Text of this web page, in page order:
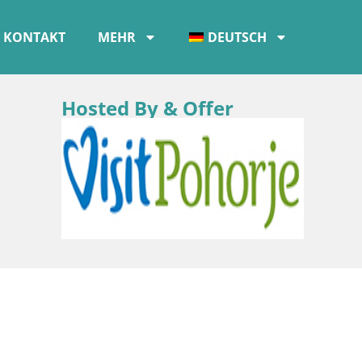
KONTAKT MEHR DEUTSCH
Hosted By & Offer